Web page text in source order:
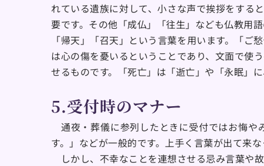
れている遺族に対して、小さな声で挨拶をする
要です。その他「成仏」「往生」なども仏教用
「帰天」「召天」という言葉を用います。「ご
は心の傷を憂いるということであり、文面で使
せるものです。「死亡」は「逝亡」や「永眠」
5.受付時のマナー
通夜・葬儀に参列したときに受付ではお悔や
す。」などが一般的です。上手く言葉が出て来
しかし、不幸なことを連想させる忌み言葉や